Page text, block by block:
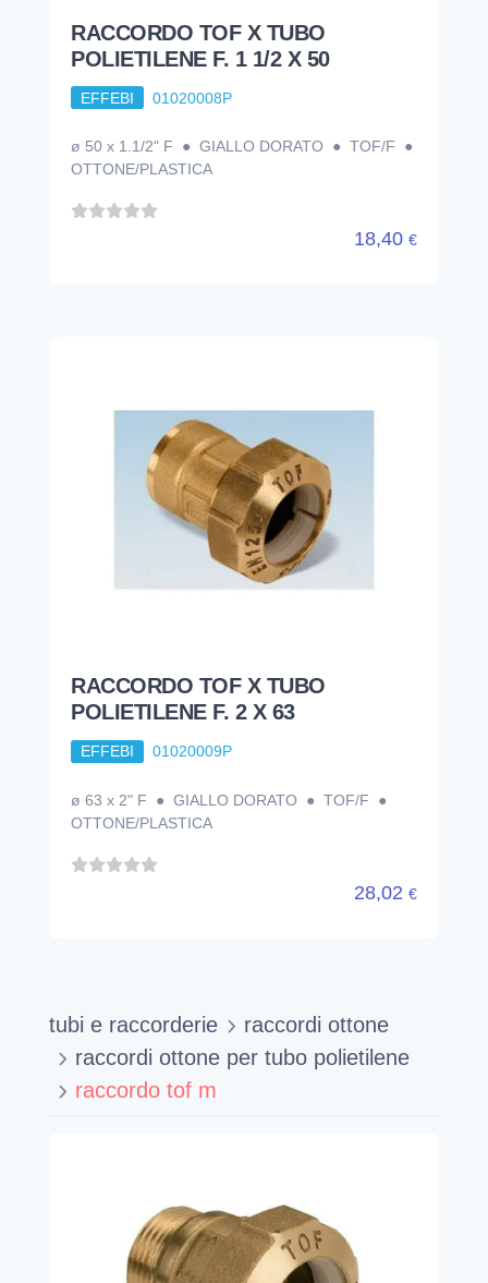
RACCORDO TOF X TUBO
POLIETILENE F. 1 1/2 X 50
EFFEBI 01020008P
ø 50 x 1.1/2" F ● GIALLO DORATO ● TOF/F ●
OTTONE/PLASTICA
18,40 €
RACCORDO TOF X TUBO
POLIETILENE F. 2 X 63
EFFEBI 01020009P
ø 63 x 2" F ● GIALLO DORATO ● TOF/F ●
OTTONE/PLASTICA
28,02 €
tubi e raccorderie
raccordi ottone
raccordi ottone per tubo polietilene
raccordo tof m